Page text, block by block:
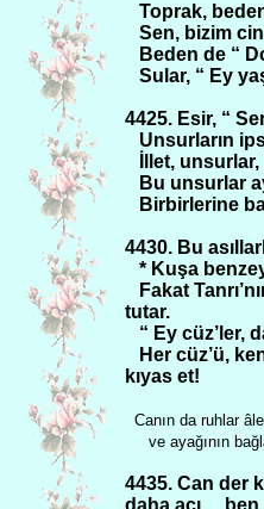
Toprak,
Sen, bizim
Beden de “
Sular, “ Ey
4425. Esir, “
Unsurların
İllet,
Bu unsurlar
Birbirlerine
4430. Bu
* Kuşa
Fakat
tutar.
“ Ey cüz’ler,
Her cüz’ü,
kıyas et!
Canın da ruhlar
ve ayağının
4435. Can der
daha acı…